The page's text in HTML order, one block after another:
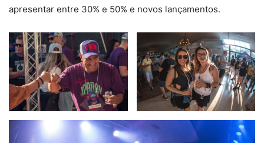
apresentar entre 30% e 50% e novos lançamentos.